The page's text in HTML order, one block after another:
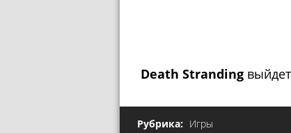
Death Stranding
Рубрика: Игры